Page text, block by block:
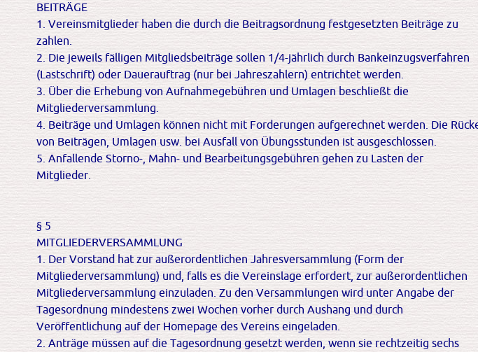
BEITRÄGE
1. Vereinsmitglieder haben die durch die Beitragsordnung festgesetzten Beiträge zu
zahlen.
2. Die jeweils fälligen Mitgliedsbeiträge sollen 1/4-jährlich durch Bankeinzugsverfahren
(Lastschrift) oder Dauerauftrag (nur bei Jahreszahlern) entrichtet werden.
3. Über die Erhebung von Aufnahmegebühren und Umlagen beschließt die
Mitgliederversammlung.
4. Beiträge und Umlagen können nicht mit Forderungen aufgerechnet werden. Die
von Beiträgen, Umlagen usw. bei Ausfall von Übungsstunden ist ausgeschlossen.
5. Anfallende Storno-, Mahn- und Bearbeitungsgebühren gehen zu Lasten der
Mitglieder.
§ 5
MITGLIEDERVERSAMMLUNG
1. Der Vorstand hat zur außerordentlichen Jahresversammlung (Form der
Mitgliederversammlung) und, falls es die Vereinslage erfordert, zur außerordentlichen
Mitgliederversammlung einzuladen. Zu den Versammlungen wird unter Angabe der
Tagesordnung mindestens zwei Wochen vorher durch Aushang und durch
Veröffentlichung auf der Homepage des Vereins eingeladen.
2. Anträge müssen auf die Tagesordnung gesetzt werden, wenn sie rechtzeitig sechs